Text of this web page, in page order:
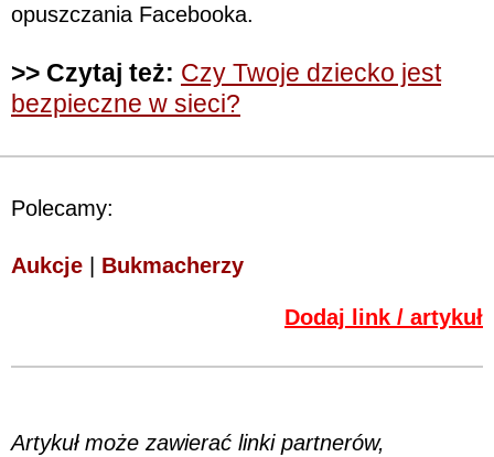
opuszczania Facebooka.
>> Czytaj też: Czy Twoje dziecko jest
bezpieczne w sieci?
Polecamy:
Aukcje Bukmacherzy
Dodaj link / artykuł
Artykuł może zawierać linki partnerów,